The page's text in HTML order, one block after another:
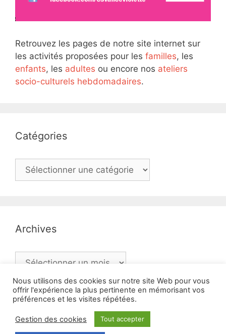
Retrouvez les pages de notre site internet sur
les activités proposées pour les familles, les
enfants, les adultes ou encore nos ateliers
socio-culturels hebdomadaires.
Catégories
Catégories
Archives
Archives
Mentions légales
Nous utilisons des cookies sur notre site Web pour vous
offrir l'expérience la plus pertinente en mémorisant vos
préférences et les visites répétées.
Gestion des cookies Tout accepter